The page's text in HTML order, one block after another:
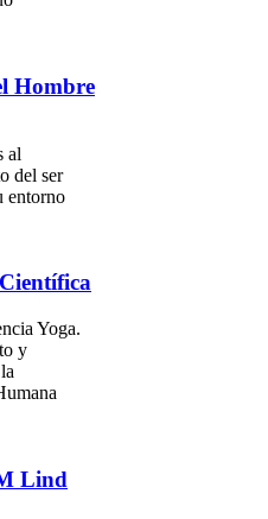
Hombre
al
del ser
entorno
Yoga.
y
Lind